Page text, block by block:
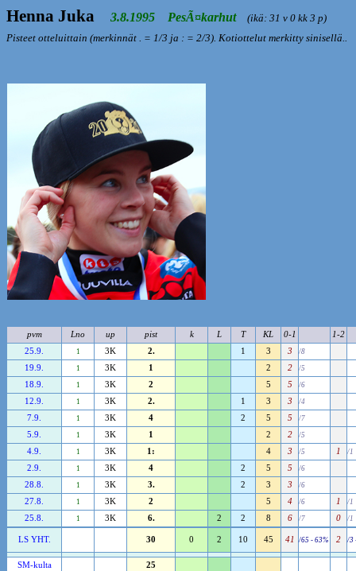
Henna Juka 3.8.1995 PesÃ¤karhut
(ikä: 31 v 0 kk 3 p)
Pisteet otteluittain (merkinnät . = 1/3 ja : = 2/3). Kotiottelut merkitty sinisellä..
pvm Lno up pist k L T KL 0-1
1-2
25.9.
1 3K 2. 1 3 3 /8
19.9. 1 3K 1 2 2 /5
18.9. 1 3K 2 5 5 /6
12.9. 1 3K 2. 1 3 3 /4
7.9. 1 3K 4 2 5 5 /7
5.9. 1 3K 1 2 2 /5
4.9. 1 3K 1: 4 3 /5 1 /1
2.9. 1 3K 4 2 5 5 /6
28.8. 1 3K 3. 2 3 3 /6
27.8. 1 3K 2 5 4 /6 1 /1
25.8. 1 3K 6. 2 2 8 6 /7 0 /1
LS YHT. 30 0 2 10 45 41 /65 - 63% 2 /3
SM-kulta
25